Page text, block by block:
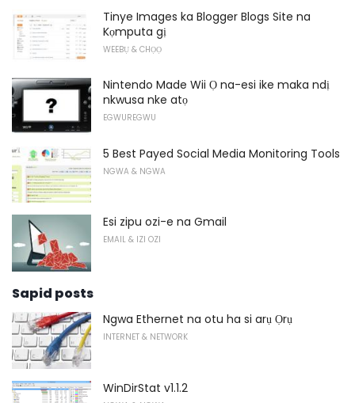
Tinye Images ka Blogger Blogs Site na
Kọmputa gị
WEEBỤ & CHỌỌ
Nintendo Made Wii Ọ na-esi ike maka ndị
nkwusa nke atọ
EGWUREGWU
5 Best Payed Social Media Monitoring Tools
NGWA & NGWA
Esi zipu ozi-e na Gmail
EMAIL & IZI OZI
Sapid posts
Ngwa Ethernet na otu ha si arụ Ọrụ
INTERNET & NETWORK
WinDirStat v1.1.2